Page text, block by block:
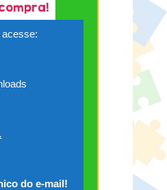
acesse:
do e-mail!